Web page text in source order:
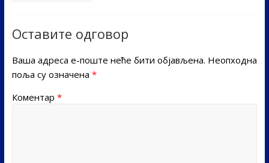
Оставите одговор
Ваша адреса е-поште неће бити објављена. Неопходна
поља су означена *
Коментар *